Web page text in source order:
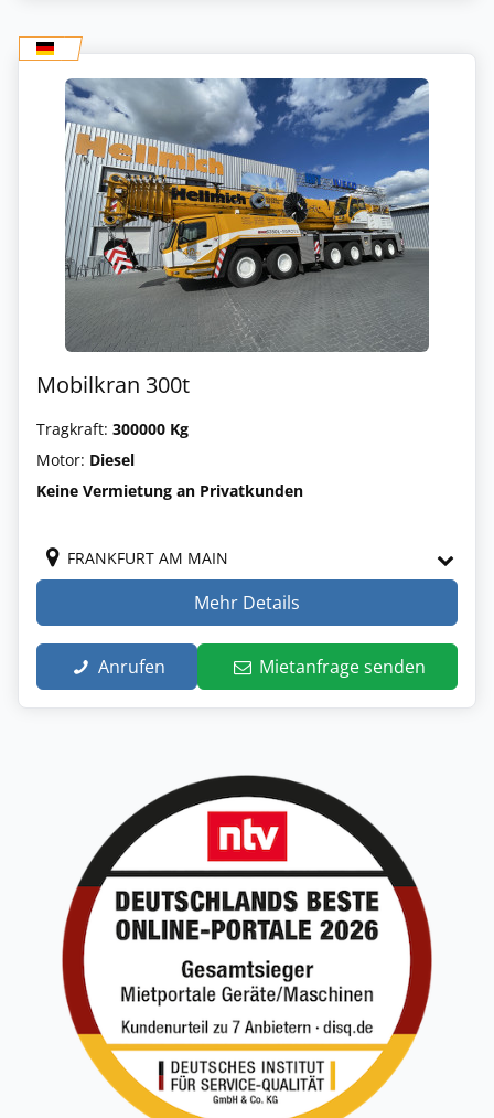
Mobilkran 300t
Tragkraft: 300000 Kg
Motor: Diesel
Keine Vermietung an Privatkunden
FRANKFURT AM MAIN
Mehr Details
Anrufen Mietanfrage senden